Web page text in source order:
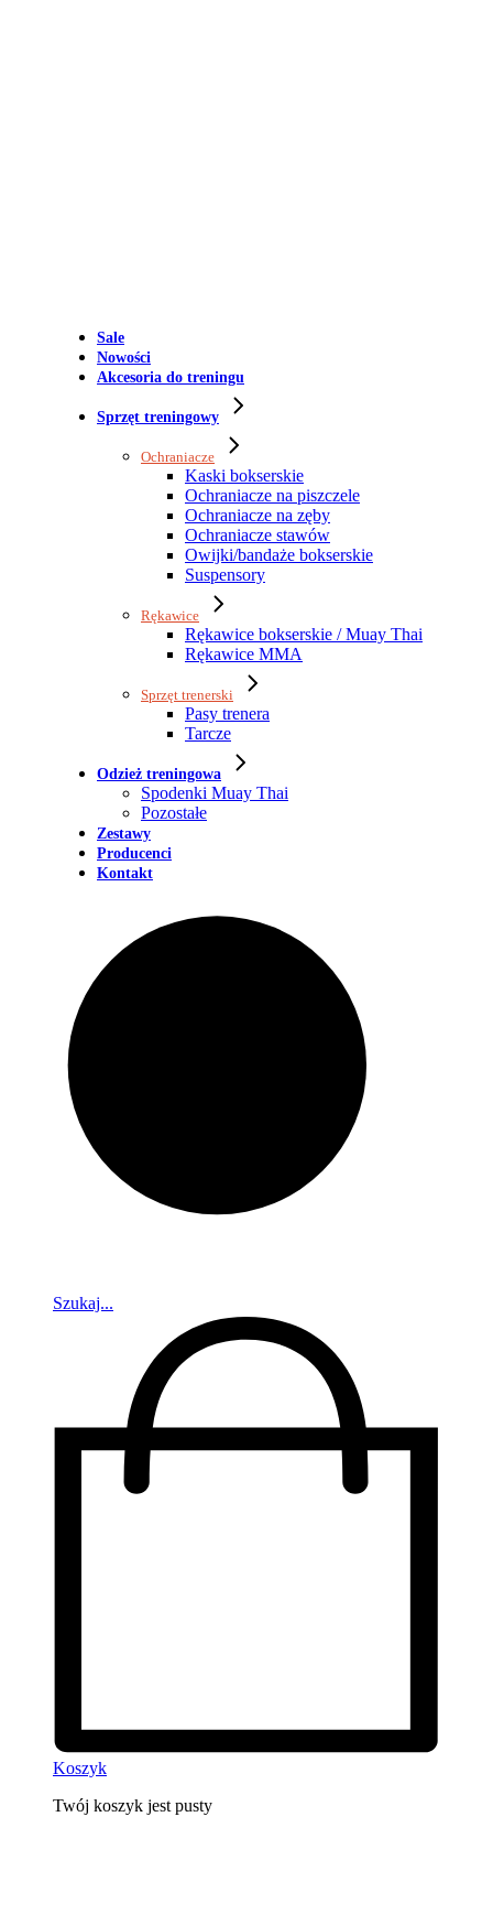
Sale
Nowości
Akcesoria do treningu
Sprzęt treningowy
Ochraniacze
Kaski bokserskie
Ochraniacze na piszczele
Ochraniacze na zęby
Ochraniacze stawów
Owijki/bandaże bokserskie
Suspensory
Rękawice
Rękawice bokserskie / Muay Thai
Rękawice MMA
Sprzęt trenerski
Pasy trenera
Tarcze
Odzież treningowa
Spodenki Muay Thai
Pozostałe
Zestawy
Producenci
Kontakt
Szukaj...
Koszyk
Twój koszyk jest pusty